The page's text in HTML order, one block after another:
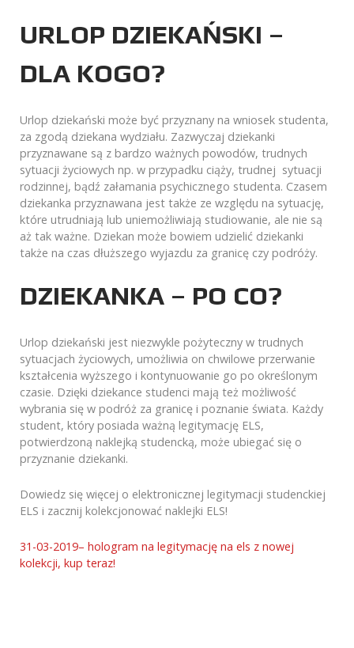
URLOP DZIEKAŃSKI –
DLA KOGO?
Urlop dziekański może być przyznany na wniosek studenta,
za zgodą dziekana wydziału. Zazwyczaj dziekanki
przyznawane są z bardzo ważnych powodów, trudnych
sytuacji życiowych np. w przypadku ciąży, trudnej sytuacji
rodzinnej, bądź załamania psychicznego studenta. Czasem
dziekanka przyznawana jest także ze względu na sytuację,
które utrudniają lub uniemożliwiają studiowanie, ale nie są
aż tak ważne. Dziekan może bowiem udzielić dziekanki
także na czas dłuższego wyjazdu za granicę czy podróży.
DZIEKANKA – PO CO?
Urlop dziekański jest niezwykle pożyteczny w trudnych
sytuacjach życiowych, umożliwia on chwilowe przerwanie
kształcenia wyższego i kontynuowanie go po określonym
czasie. Dzięki dziekance studenci mają też możliwość
wybrania się w podróż za granicę i poznanie świata. Każdy
student, który posiada ważną legitymację ELS,
potwierdzoną naklejką studencką, może ubiegać się o
przyznanie dziekanki.
Dowiedz się więcej o elektronicznej legitymacji studenckiej
ELS i zacznij kolekcjonować naklejki ELS!
31-03-2019– hologram na legitymację na els z nowej
kolekcji, kup teraz!